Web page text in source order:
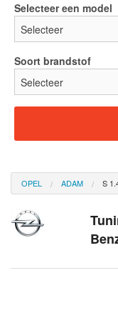
Selecteer een model
Soort brandstof
OPEL ADAM S